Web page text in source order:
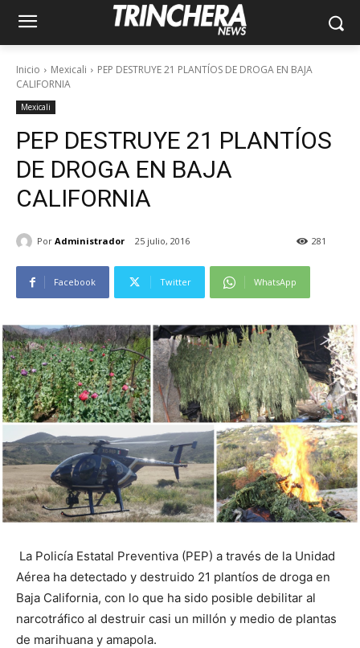
Inicio Mexicali
PEP DESTRUYE 21 PLANTÍOS DE DROGA EN BAJA
CALIFORNIA
Mexicali
PEP DESTRUYE 21 PLANTÍOS
DE DROGA EN BAJA
CALIFORNIA
Por Administrador 25 julio, 2016 281
Facebook Twitter WhatsApp
La Policía Estatal Preventiva (PEP) a través de la Unidad
Aérea ha detectado y destruido 21 plantíos de droga en
Baja California, con lo que ha sido posible debilitar al
narcotráfico al destruir casi un millón y medio de plantas
de marihuana y amapola.